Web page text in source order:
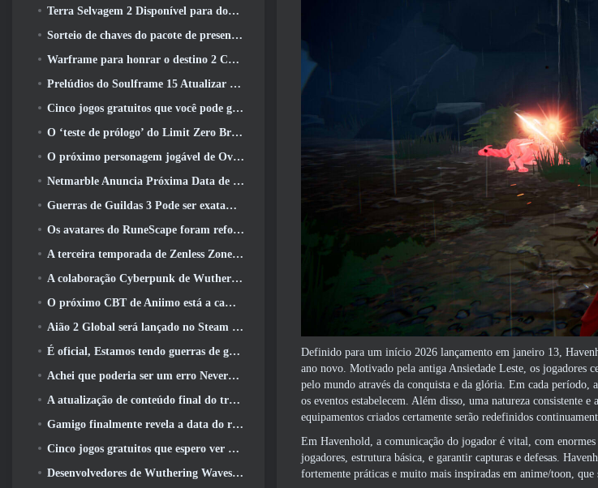
Definido para um início 2026 lançamento em janeiro 13,
ano novo. Motivado pela antiga Ansiedade Leste, os jogadores
pelo mundo através da conquista e da glória. Em cada
os eventos estabelecem. Além disso, uma natureza consistente
equipamentos criados certamente serão redefinidos
Em Havenhold, a comunicação do jogador é vital, com
jogadores, estrutura básica, e garantir capturas e defesas.
fortemente práticas e muito mais inspiradas em anime/toon,
Terra Selvagem 2 Disponível para download gratuitamente (E manter) Por tempo limitado
Sorteio de chaves do pacote de presente Crystal Saga Nova
Warframe para honrar o destino 2 Com atividade e título especiais no jogo
Prelúdios do Soulframe 15 Atualizar saque e pesca de retrabalhos
Cinco jogos gratuitos que você pode gostar de experimentar durante o Bullet Fest
O ‘teste de prólogo’ do Limit Zero Breakers começa hoje
O próximo personagem jogável de Overwatch parece ser um chefe do crime ciborgue sobrecarregado
Netmarble Anuncia Próxima Data de Lançamento Global RF Online
Guerras de Guildas 3 Pode ser exatamente o que a indústria de MMO precisa agora
Os avatares do RuneScape foram reformulados na maior atualização visual do jogo nos últimos dez anos
A terceira temporada de Zenless Zone Zero começa com uma viagem para uma ilha Bangboo no céu, E para a plataforma Steam
A colaboração Cyberpunk de Wuthering Waves é exatamente o que eu quero dos meus eventos de crossover de videogame
O próximo CBT de Aniimo está a caminho… E, Temos uma janela oficial de lançamento
Aião 2 Global será lançado no Steam e no Purple ainda este ano
É oficial, Estamos tendo guerras de guildas 3
Achei que poderia ser um erro Neverness To Everness ter o evento Porsche Collab Gacha tão cedo, Mas eu estava errado
A atualização de conteúdo final do trailer de Destiny 2 é um grito de guerra
Gamigo finalmente revela a data do retorno de Gloria Victis, Será que sobreviverá na segunda vez?
Cinco jogos gratuitos que espero ver durante o Summer Game Fest
Desenvolvedores de Wuthering Waves discutem a criação da sequência de batalha Lahai-Roi Mech